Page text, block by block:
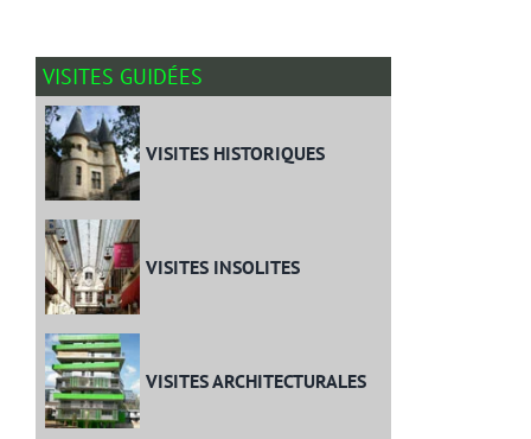
VISITES GUIDÉES
VISITES HISTORIQUES
VISITES INSOLITES
VISITES ARCHITECTURALES